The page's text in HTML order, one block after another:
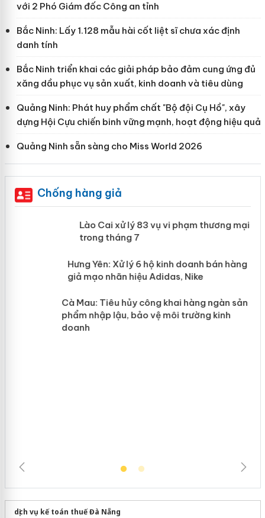
với 2 Phó Giám đốc Công an tỉnh
Bắc Ninh: Lấy 1.128 mẫu hài cốt liệt sĩ chưa xác định
danh tính
Bắc Ninh triển khai các giải pháp bảo đảm cung ứng đủ
xăng dầu phục vụ sản xuất, kinh doanh và tiêu dùng
Quảng Ninh: Phát huy phẩm chất "Bộ đội Cụ Hồ", xây
dựng Hội Cựu chiến binh vững mạnh, hoạt động hiệu quả
Quảng Ninh sẵn sàng cho Miss World 2026
Chống hàng giả
Lào Cai xử lý 83 vụ vi phạm thương
mại trong tháng 7
Hưng Yên: Xử lý 6 hộ kinh doanh bán
hàng giả mạo nhãn hiệu Adidas, Nike
dịch vụ kế toán thuế Đà Nẵng